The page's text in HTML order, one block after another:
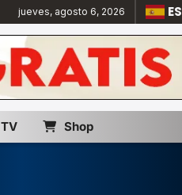
jueves, agosto 6, 2026 ES
TV Shop